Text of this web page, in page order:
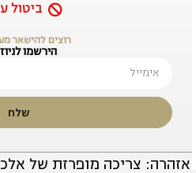
ביטול
רוצים להישאר
הירשמו
שלח
אזהרה: צריכה מופרזת של